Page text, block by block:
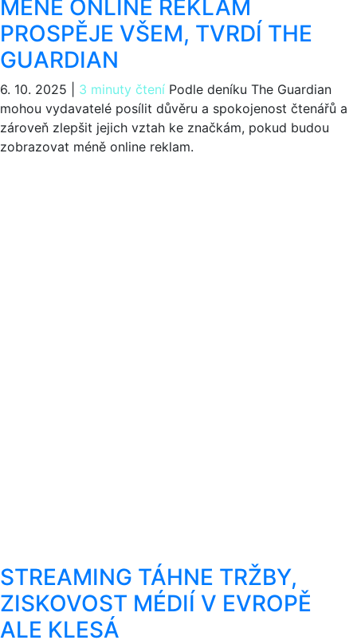
MÉNĚ ONLINE REKLAM
PROSPĚJE VŠEM, TVRDÍ THE
GUARDIAN
6. 10. 2025 3 minuty čtení Podle deníku The Guardian
mohou vydavatelé posílit důvěru a spokojenost čtenářů a
zároveň zlepšit jejich vztah ke značkám, pokud budou
zobrazovat méně online reklam.
STREAMING TÁHNE TRŽBY,
ZISKOVOST MÉDIÍ V EVROPĚ
ALE KLESÁ